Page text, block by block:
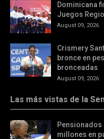
Dominicana
Juegos
August 09, 2026
Crismery
bronce en
bronceadas
August 09, 2026
Las más vistas de la
Pensionados
millones en